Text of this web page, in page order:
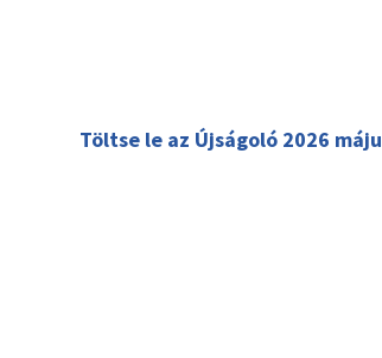
Töltse le az Újságoló 2026